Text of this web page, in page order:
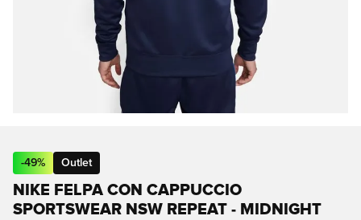
-49% Outlet
NIKE FELPA CON CAPPUCCIO
SPORTSWEAR NSW REPEAT - MIDNIGHT